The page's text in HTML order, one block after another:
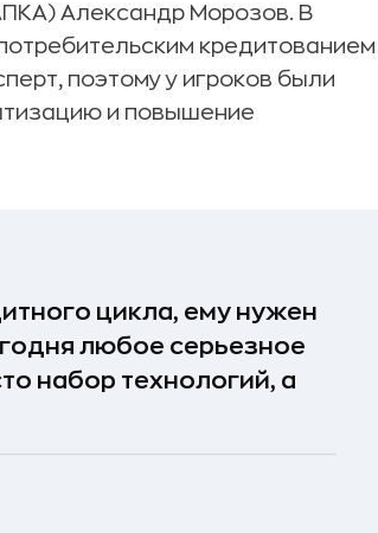
Александр Морозов. В
кредитованием
поэтому у игроков были
и повышение
цикла, ему нужен
любое серьезное
набор технологий, а